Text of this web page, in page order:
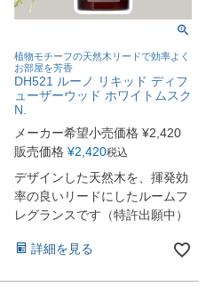
植物モチーフの天然木リードで効率よく
お部屋を芳香
DH521 ルーノ リキッド ディフ
ューザーウッド ホワイトムスク
N.
メーカー希望小売価格 ¥2,420
販売価格 ¥2,420税込
デザインした天然木を、揮発効
率の良いリードにしたルームフ
レグランスです（特許出願中）
詳細を見る